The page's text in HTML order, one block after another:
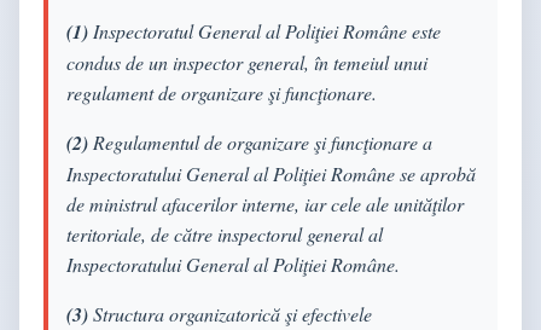
(1) Inspectoratul General al Poliţiei Române este
condus de un inspector general, în temeiul unui
regulament de organizare şi funcţionare.
(2) Regulamentul de organizare şi funcţionare a
Inspectoratului General al Poliţiei Române se aprobă
de ministrul afacerilor interne, iar cele ale unităţilor
teritoriale, de către inspectorul general al
Inspectoratului General al Poliţiei Române.
(3)Structura organizatorică şi efectivele